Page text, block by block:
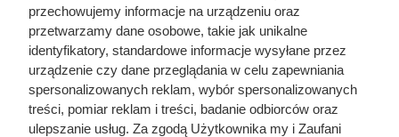
przechowujemy informacje na urządzeniu oraz
przetwarzamy dane osobowe, takie jak unikalne
identyfikatory, standardowe informacje wysyłane przez
urządzenie czy dane przeglądania w celu zapewniania
spersonalizowanych reklam, wybór spersonalizowanych
treści, pomiar reklam i treści, badanie odbiorców oraz
ulepszanie usług. Za zgodą Użytkownika my i Zaufani